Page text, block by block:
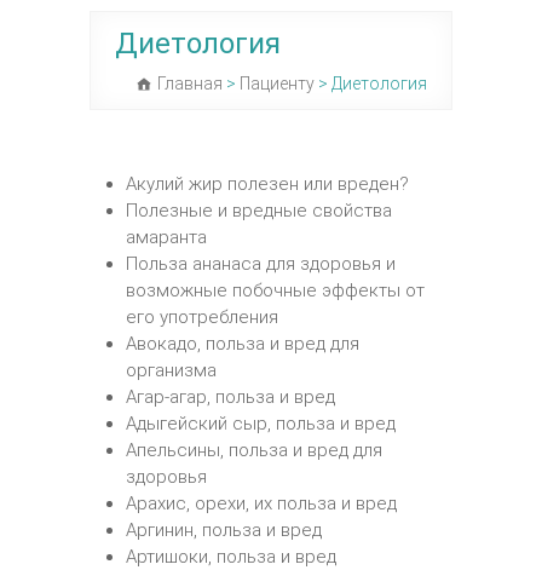
Диетология
Главная > Пациенту > Диетология
Акулий жир полезен или вреден?
Полезные и вредные свойства
амаранта
Польза ананаса для здоровья и
возможные побочные эффекты от
его употребления
Авокадо, польза и вред для
организма
Агар-агар, польза и вред
Адыгейский сыр, польза и вред
Апельсины, польза и вред для
здоровья
Арахис, орехи, их польза и вред
Аргинин, польза и вред
Артишоки, польза и вред